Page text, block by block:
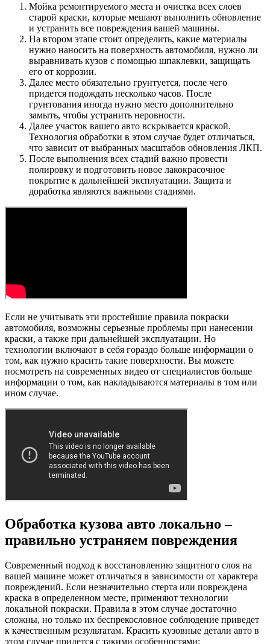
Мойка ремонтируемого места и очистка всех слоев
старой краски, которые мешают выполнить обновление
и устранить все повреждения вашей машины.
На втором этапе стоит определить, какие материалы
нужно наносить на поверхность автомобиля, нужно ли
выравнивать кузов с помощью шпаклевки, защищать
его от коррозии.
Далее место обязательно грунтуется, после чего
придется подождать несколько часов. После
грунтования иногда нужно место дополнительно
замыть, чтобы устранить неровности.
Далее участок вашего авто вскрывается краской.
Технология обработки в этом случае будет отличаться,
что зависит от выбранных масштабов обновления ЛКП.
После выполнения всех стадий важно провести
полировку и подготовить новое лакокрасочное
покрытие к дальнейшей эксплуатации. Защита и
доработка являются важными стадиями.
Если не учитывать эти простейшие правила покраски
автомобиля, возможны серьезные проблемы при нанесении
краски, а также при дальнейшей эксплуатации. Но
технологии включают в себя гораздо больше информации о
том, как нужно красить такие поверхности. Вы можете
посмотреть на современных видео от специалистов больше
информации о том, как накладываются материалы в том или
ином случае.
Обработка кузова авто локально –
правильно устраняем повреждения
Современный подход к восстановлению защитного слоя на
вашей машине может отличаться в зависимости от характера
повреждений. Если незначительно стерта или повреждена
краска в определенном месте, применяют технологии
локальной покраски. Правила в этом случае достаточно
сложны, но только их беспрекословное соблюдение приведет
к качественным результатам. Красить кузовные детали авто в
этом случае придется с такими особенностями: